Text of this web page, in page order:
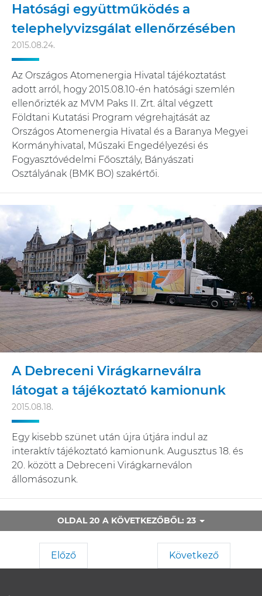
Hatósági együttműködés a
telephelyvizsgálat ellenőrzésében
2015.08.24.
Az Országos Atomenergia Hivatal tájékoztatást
adott arról, hogy 2015.08.10-én hatósági szemlén
ellenőrizték az MVM Paks II. Zrt. által végzett
Földtani Kutatási Program végrehajtását az
Országos Atomenergia Hivatal és a Baranya Megyei
Kormányhivatal, Műszaki Engedélyezési és
Fogyasztóvédelmi Főosztály, Bányászati
Osztályának (BMK BO) szakértői.
A Debreceni Virágkarneválra
látogat a tájékoztató kamionunk
2015.08.18.
Egy kisebb szünet után újra útjára indul az
interaktív tájékoztató kamionunk. Augusztus 18. és
20. között a Debreceni Virágkarneválon
állomásozunk.
OLDAL 20 A KÖVETKEZŐBŐL: 23
Előző Következő